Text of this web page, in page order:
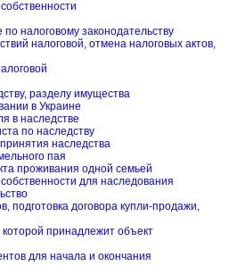
по налоговому законодательству
налоговой, отмена налоговых актов,
разделу имущества
в Украине
в наследстве
по наследству
наследства
пая
проживания одной семьей
для наследования
подготовка договора купли-продажи,
принадлежит объект
для начала и окончания